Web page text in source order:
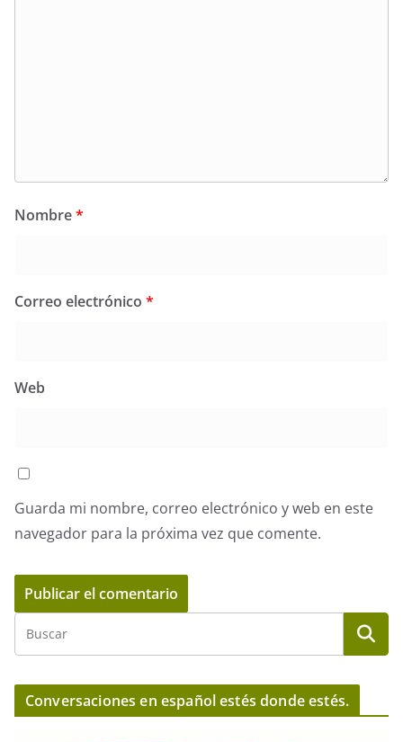
Nombre*
Correo electrónico *
Web
Guarda mi nombre, correo electrónico y web en este
navegador para la próxima vez que comente.
Conversaciones en español estés donde estés.